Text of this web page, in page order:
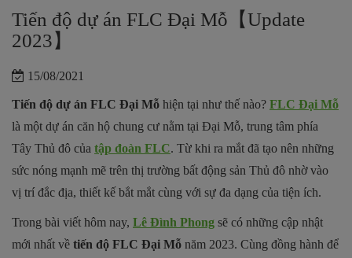
Tiến độ dự án FLC Đại Mỗ【Update
2023】
15/08/2021
Tiến độ dự án FLC Đại Mỗ hiện tại như thế nào? FLC Đại Mỗ
là một dự án căn hộ chung cư nằm tại Đại Mỗ, trung tâm phía
Tây Thủ đô của tập đoàn FLC. Từ khi ra mắt đã tạo nên những
sức nóng mạnh mẽ trên thị trường bất động sản Thủ đô nhờ vào
vị trí đắc địa, thiết kế bắt mắt cùng với sự đa dạng của tiện ích.
Trong bài viết hôm nay, Lê Đình Phong sẽ có những cập nhật
mới nhất về tiến độ FLC Đại Mỗ năm 2023. Cùng đồng hành để